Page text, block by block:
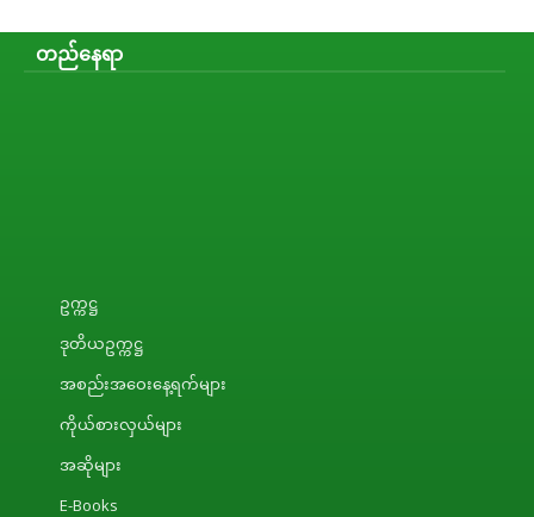
တည်နေရာ
ဥက္ကဋ္ဌ
ဒုတိယဥက္ကဋ္ဌ
အစည်းအဝေးနေ့ရက်များ
ကိုယ်စားလှယ်များ
အဆိုများ
E-Books